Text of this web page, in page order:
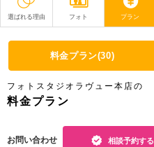
選ばれる理由 フォト プラン
撮影レポート
衣装
オプション
アクセス/TEL
料金プラン(30)
フォトスタジオラヴュー本店の
料金プラン
お問い合わせ 相談予約する